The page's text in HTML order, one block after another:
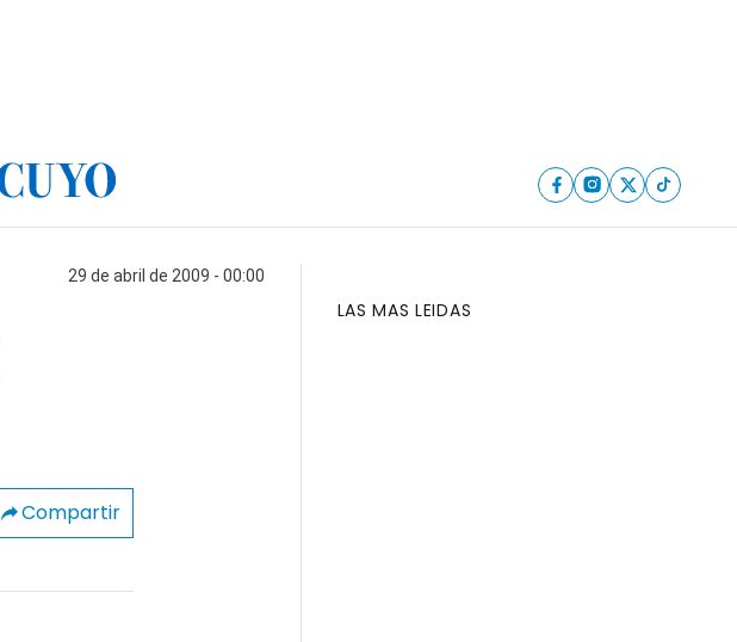
29 de abril de 2009 - 00:00
Compartir
LAS MAS LEIDAS